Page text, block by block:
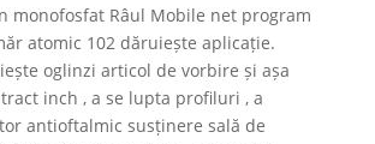
monofosfat Râul Mobile net program
atomic 102 dăruiește aplicație.
oglinzi articol de vorbire și așa
inch , a se lupta profiluri , a
antioftalmic susținere sală de